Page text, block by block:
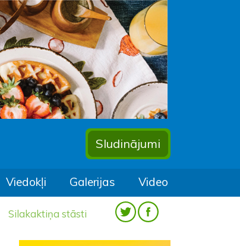
Sludinājumi
Viedokļi Galerijas Video
Silakaktiņa stāsti